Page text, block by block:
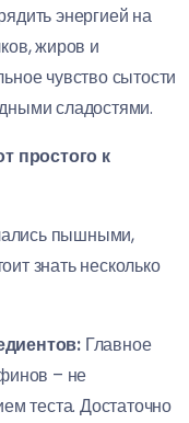
энергией на
жиров и
чувство сытости
сладостями.
простого к
пышными,
знать несколько
Главное
– не
теста. Достаточно